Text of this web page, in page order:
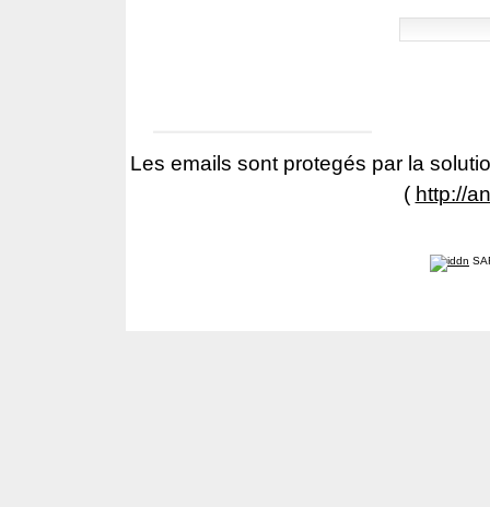
Les emails sont protegés par la
( http://